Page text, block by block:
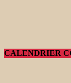
CALENDRIER